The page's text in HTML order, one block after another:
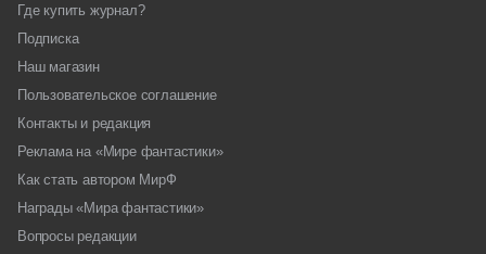
Где купить журнал?
Подписка
Наш магазин
Пользовательское соглашение
Контакты и редакция
Реклама на «Мире фантастики»
Как стать автором МирФ
Награды «Мира фантастики»
Вопросы редакции